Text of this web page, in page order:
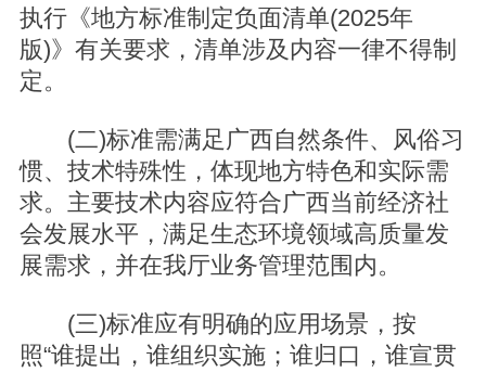
执行《地方标准制定负面清单(2025年
版)》有关要求，清单涉及内容一律不得制
定。
(二)标准需满足广西自然条件、风俗习
惯、技术特殊性，体现地方特色和实际需
求。主要技术内容应符合广西当前经济社
会发展水平，满足生态环境领域高质量发
展需求，并在我厅业务管理范围内。
(三)标准应有明确的应用场景，按
照“谁提出，谁组织实施；谁归口，谁宣贯